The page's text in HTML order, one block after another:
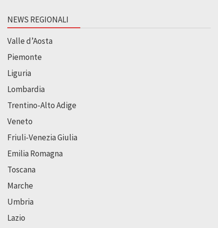
NEWS REGIONALI
Valle d’Aosta
Piemonte
Liguria
Lombardia
Trentino-Alto Adige
Veneto
Friuli-Venezia Giulia
Emilia Romagna
Toscana
Marche
Umbria
Lazio